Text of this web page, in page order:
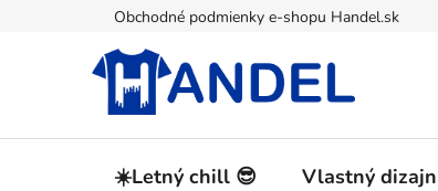
Obchodné podmienky e-shopu Handel.sk
☀️Letný chill 😎 Vlastný dizajn